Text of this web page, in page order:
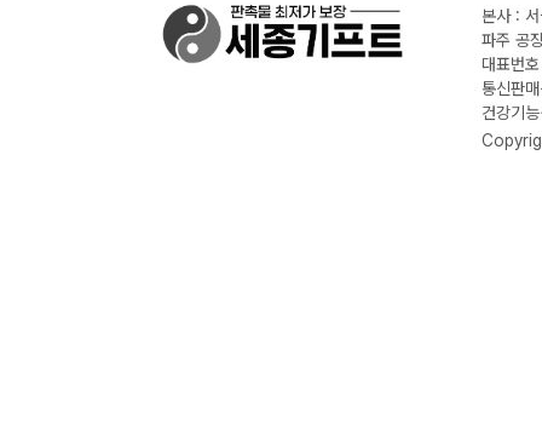
본사 :
파주 공
대표번
통신판
건강기